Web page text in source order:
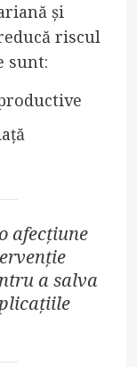
și
riscul
sunt:
afecțiune
a salva